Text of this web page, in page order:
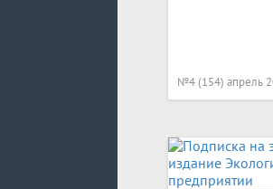
№4 (154) апрель